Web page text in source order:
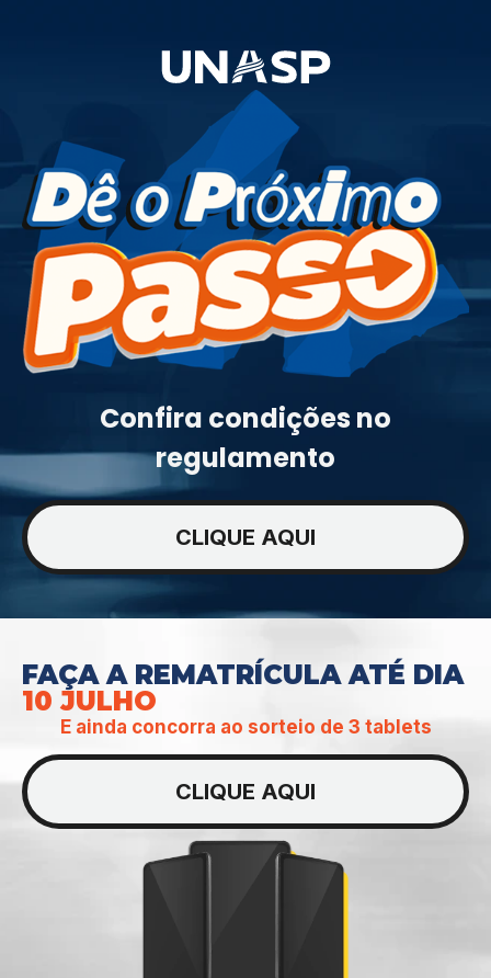
Confira condições no
regulamento
CLIQUE AQUI
FAÇA A REMATRÍCULA ATÉ DIA
10 JULHO
E ainda concorra ao sorteio de 3 tablets
CLIQUE AQUI